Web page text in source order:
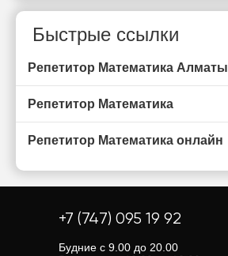
Быстрые ссылки
Репетитор Математика Алматы
Репетитор Математика
Репетитор Математика онлайн
+7 (747) 095 19 92
Будние с 9.00 до 20.00